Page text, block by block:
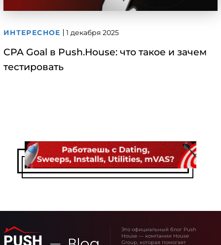
ИНТЕРЕСНОЕ 1 декабря 2025
CPA Goal в Push.House: что такое и зачем
тестировать
Это официальный блог Push
House — компании House
Group, которая помогает